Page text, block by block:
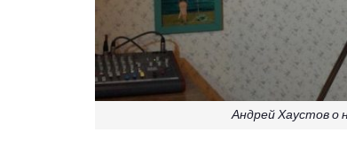
Андрей Хаустов о